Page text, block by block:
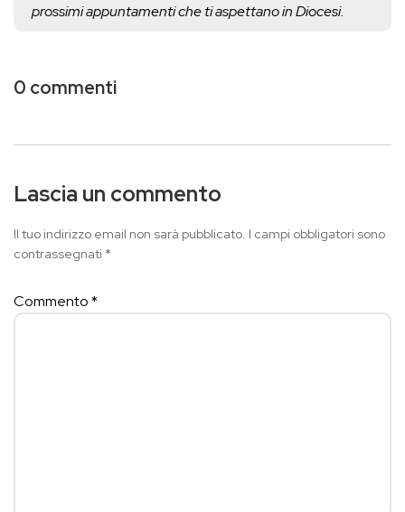
prossimi appuntamenti che ti aspettano in Diocesi.
0 commenti
Lascia un commento
Il tuo indirizzo email non sarà pubblicato. I campi obbligatori sono
contrassegnati *
Commento*